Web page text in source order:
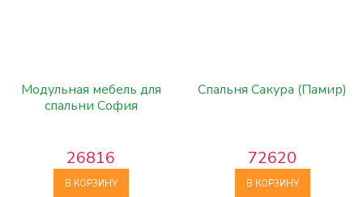
Модульная мебель для
спальни София
26816
В КОРЗИНУ
Спальня Сакура (Памир)
72620
В КОРЗИНУ